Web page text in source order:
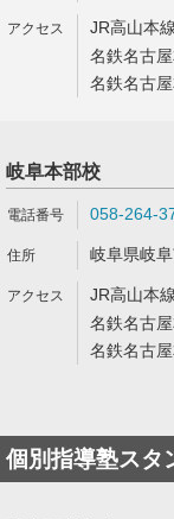
JR高山本
名鉄名古
名鉄名古
岐阜本部校
058-264-
岐阜県岐
JR高山本
名鉄名古
名鉄名古
個別指導塾スタ